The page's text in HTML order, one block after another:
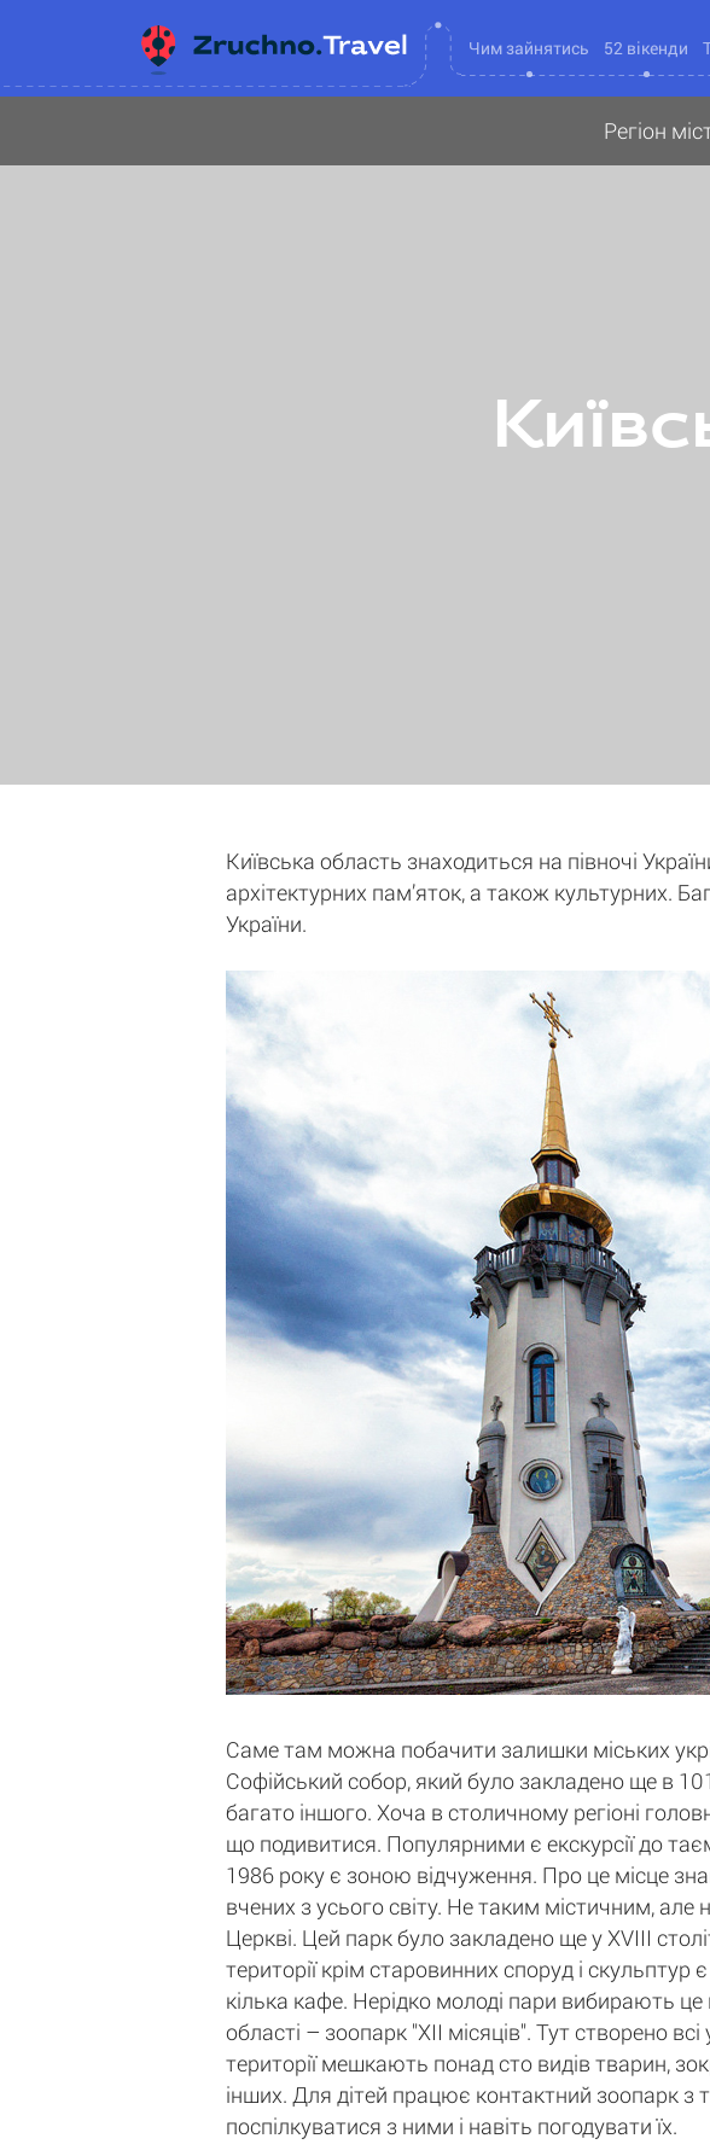
Чим зайнятись 52 вікенди
Регіон
Київська область знаходиться на півночі
архітектурних пам’яток, а також культурних.
України.
Саме там можна побачити залишки міських
Софійський собор, який було закладено ще в
багато іншого. Хоча в столичному регіоні
що подивитися. Популярними є екскурсії до
1986 року є зоною відчуження. Про це місце
вчених з усього світу. Не таким містичним, але
Церкві. Цей парк було закладено ще у XVIII
території крім старовинних споруд і
кілька кафе. Нерідко молоді пари вибирають
області – зоопарк "ХII місяців". Тут створено
території мешкають понад сто видів тварин,
інших. Для дітей працює контактний зоопарк з
поспілкуватися з ними і навіть погодувати їх.